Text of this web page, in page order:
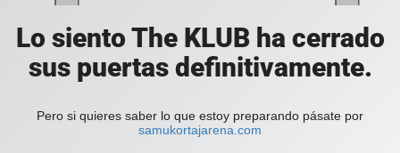
Lo siento The KLUB ha cerrado
sus puertas definitivamente.
Pero si quieres saber lo que estoy preparando pásate por
samukortajarena.com